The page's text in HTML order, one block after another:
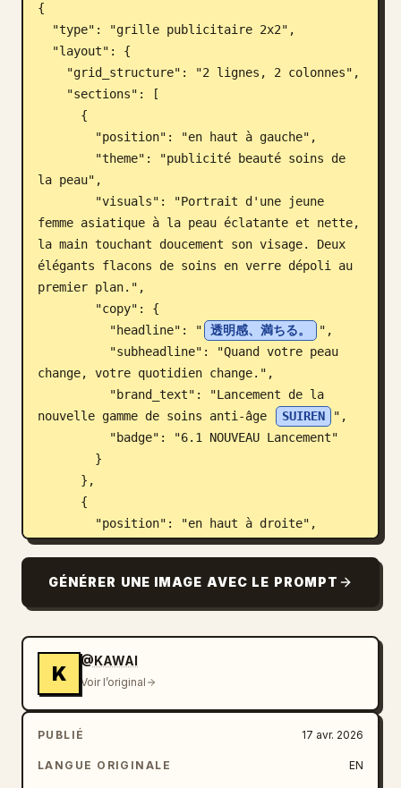
Blog
Mises à jour
{
la peau",
femme asiatique à la peau éclatante et nette,
la main touchant doucement son visage. Deux
élégants flacons de soins en verre dépoli au
premier plan.",
          "headline": "
透明感、満ちる。
",
change, votre quotidien change.",
nouvelle gamme de soins anti-âge
SUIREN
",
        "theme": "publicité campagne agence
        "visuals": "Vue de dos d'une femme en
chemise blanche et chapeau de paille
pittoresque avec des montagnes et un clocher.
Une petite illustration d'avion dans le
ciel.",
        "copy": {
          "english_script": "Find your
Journey",
GÉNÉRER UNE IMAGE AVEC LE PROMPT
K
@KAWAI
Voir l’original
PUBLIÉ 17 avr. 2026
LANGUE ORIGINALE EN